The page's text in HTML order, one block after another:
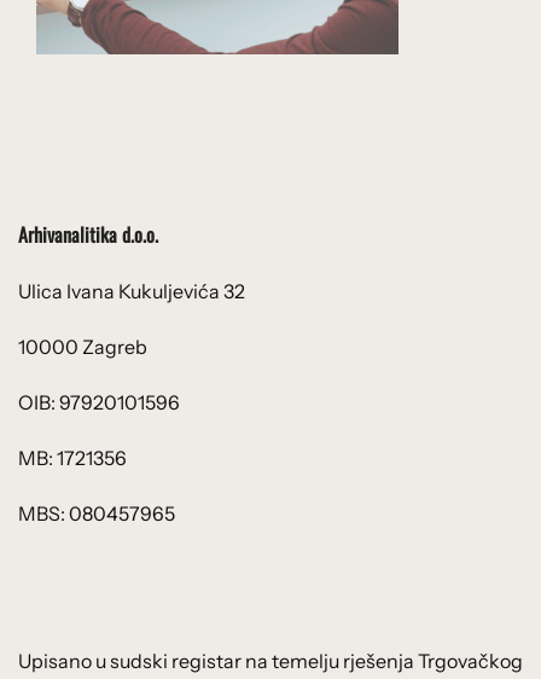
Arhivanalitika d.o.o.
Ulica Ivana Kukuljevića 32
10000 Zagreb
OIB: 97920101596
MB: 1721356
MBS: 080457965
Upisano u sudski registar na temelju rješenja Trgovačkog